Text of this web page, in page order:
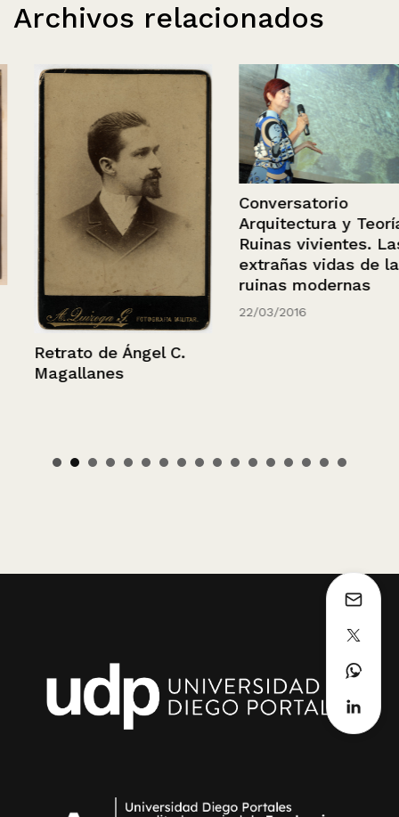
Archivos relacionados
Retrato de Ángel C.
Magallanes
Conversatorio
Arquitectura y Teoría.
Ruinas vivientes. Las
extrañas vidas de las
ruinas modernas
22/03/2016